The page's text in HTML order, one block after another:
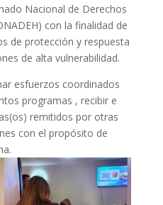
Nacional de Derechos
con la finalidad de
de protección y respuesta
de alta vulnerabilidad.
esfuerzos coordinados
programas , recibir e
remitidos por otras
con el propósito de